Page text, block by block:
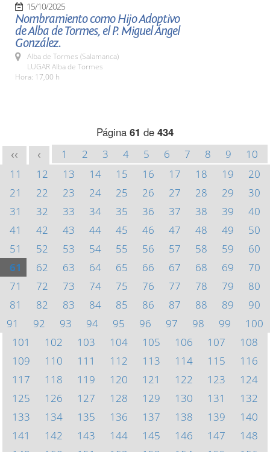
15/10/2025
Nombramiento como Hijo Adoptivo
de Alba de Tormes, el P. Miguel Ángel
González.
Alba de Tormes (Salamanca)
LUGAR Alba de Tormes
Hora: 17,00 h
Página 61 de 434
<< < 1 2 3 4 5 6 7 8 9
10
11
12 13 14 15 16 17 18 19
20
21
22 23 24 25 26 27 28 29
30
31
32 33 34 35 36 37 38 39
40
41
42 43 44 45 46 47 48 49
50
51
52 53 54 55 56 57 58 59
60
61
62 63 64 65 66 67 68 69
70
71
72 73 74 75 76 77 78 79
80
81
82 83 84 85 86 87 88 89
90
91
92 93 94 95 96 97 98 99
100
101
102 103 104 105 106 107
108
109
110 111 112 113 114 115
116
117
118 119 120 121 122 123
124
125
126 127 128 129 130 131
132
133
134 135 136 137 138 139
140
141
142 143 144 145 146 147
148